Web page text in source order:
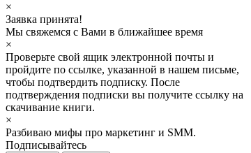
×
Заявка принята!
Мы свяжемся с Вами в ближайшее время
×
Проверьте свой ящик электронной почты и
пройдите по ссылке, указанной в нашем письме,
чтобы подтвердить подписку. После
подтверждения подписки вы получите ссылку на
скачивание книги.
×
Разбиваю мифы про маркетинг и SMM.
Подписывайтесь